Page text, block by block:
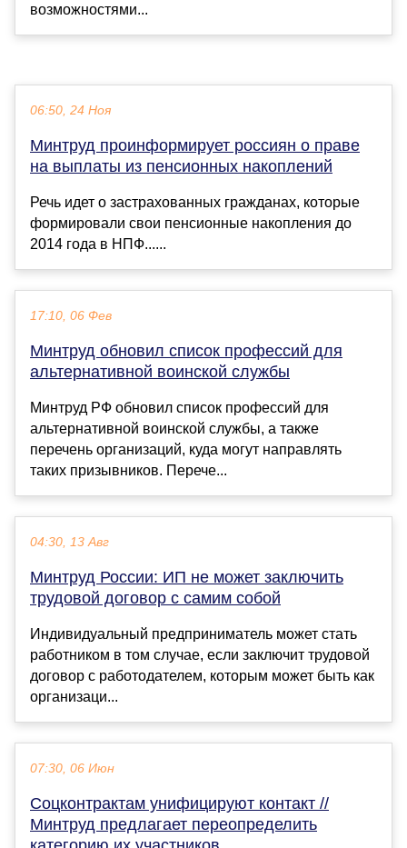
возможностями...
06:50, 24 Ноя
Минтруд проинформирует россиян о праве
на выплаты из пенсионных накоплений
Речь идет о застрахованных гражданах, которые
формировали свои пенсионные накопления до
2014 года в НПФ......
17:10, 06 Фев
Минтруд обновил список профессий для
альтернативной воинской службы
Минтруд РФ обновил список профессий для
альтернативной воинской службы, а также
перечень организаций, куда могут направлять
таких призывников. Перече...
04:30, 13 Авг
Минтруд России: ИП не может заключить
трудовой договор с самим собой
Индивидуальный предприниматель может стать
работником в том случае, если заключит трудовой
договор с работодателем, которым может быть как
организаци...
07:30, 06 Июн
Соцконтрактам унифицируют контакт //
Минтруд предлагает переопределить